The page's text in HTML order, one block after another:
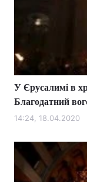
У Єрусалимі в
Благодатний
14:24, 18.04.2020